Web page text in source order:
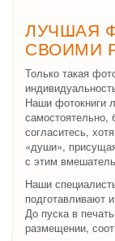
ЛУЧШАЯ
СВОИМИ
Только такая
Наши фотокниги
самостоятельно,
согласитесь,
«души»,
с этим
Наши
подготавливают
До пуска в
размещении,